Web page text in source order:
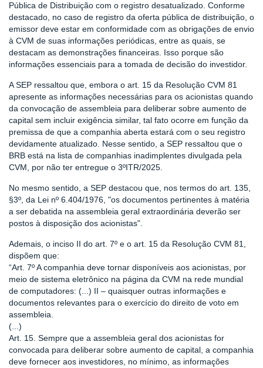
Pública de Distribuição com o registro desatualizado. Conforme
destacado, no caso de registro da oferta pública de distribuição, o
emissor deve estar em conformidade com as obrigações de envio
à CVM de suas informações periódicas, entre as quais, se
destacam as demonstrações financeiras. Isso porque são
informações essenciais para a tomada de decisão do investidor.
A SEP ressaltou que, embora o art. 15 da Resolução CVM 81
apresente as informações necessárias para os acionistas quando
da convocação de assembleia para deliberar sobre aumento de
capital sem incluir exigência similar, tal fato ocorre em função da
premissa de que a companhia aberta estará com o seu registro
devidamente atualizado. Nesse sentido, a SEP ressaltou que o
BRB está na lista de companhias inadimplentes divulgada pela
CVM, por não ter entregue o 3ºITR/2025.
No mesmo sentido, a SEP destacou que, nos termos do art. 135,
§3º, da Lei nº 6.404/1976, "os documentos pertinentes à matéria
a ser debatida na assembleia geral extraordinária deverão ser
postos à disposição dos acionistas".
Ademais, o inciso II do art. 7º e o art. 15 da Resolução CVM 81,
dispõem que:
“Art. 7º A companhia deve tornar disponíveis aos acionistas, por
meio de sistema eletrônico na página da CVM na rede mundial
de computadores: (...) II – quaisquer outras informações e
documentos relevantes para o exercício do direito de voto em
assembleia.
(...)
Art. 15. Sempre que a assembleia geral dos acionistas for
convocada para deliberar sobre aumento de capital, a companhia
deve fornecer aos investidores, no mínimo, as informações